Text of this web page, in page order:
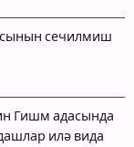
сечилмиш
Гишм адасында
илә вида